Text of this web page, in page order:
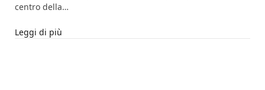
centro della…
Leggi di più